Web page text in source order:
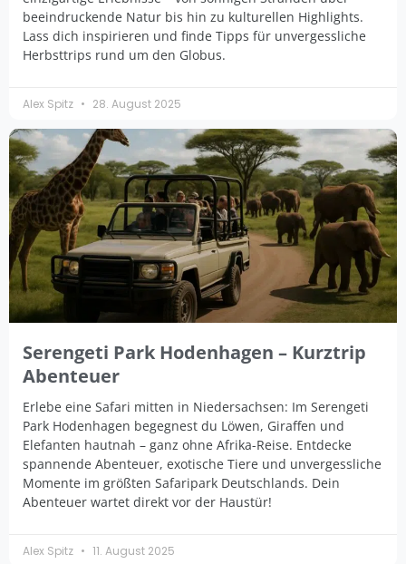
beeindruckende Natur bis hin zu kulturellen Highlights.
Lass dich inspirieren und finde Tipps für unvergessliche
Herbsttrips rund um den Globus.
Alex Spitz 28. August 2025
Serengeti Park Hodenhagen – Kurztrip
Abenteuer
Erlebe eine Safari mitten in Niedersachsen: Im Serengeti
Park Hodenhagen begegnest du Löwen, Giraffen und
Elefanten hautnah – ganz ohne Afrika-Reise. Entdecke
spannende Abenteuer, exotische Tiere und unvergessliche
Momente im größten Safaripark Deutschlands. Dein
Abenteuer wartet direkt vor der Haustür!
Alex Spitz 11. August 2025